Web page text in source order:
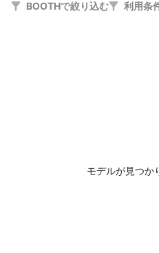
BOOTHで絞り込む 利用条
モデルが見つか